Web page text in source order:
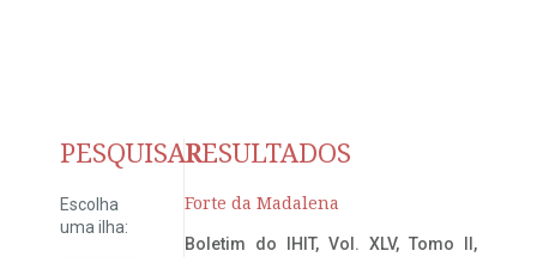
PESQUISAR
Escolha
uma ilha:
RESULTADOS
Forte da Madalena
Boletim do IHIT, Vol. XLV, Tomo II,